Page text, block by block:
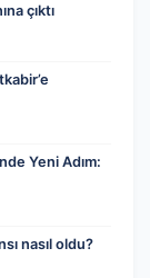
çıktı
Yeni Adım:
nasıl oldu?